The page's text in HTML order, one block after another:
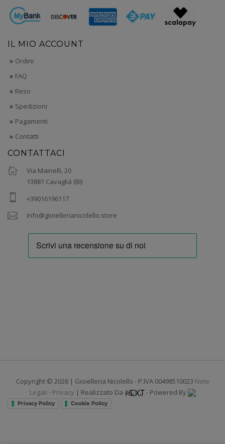
IL MIO ACCOUNT
Ordini
FAQ
Reso
Spedizioni
Pagamenti
Contatti
CONTATTACI
Via Mainelli, 20
13881 Cavaglià (BI)
+39016196117
info@gioiellerianicolello.store
Copyright © 2026 | Gioielleria Nicolello - P.IVA 00498510023 Note
Legali - Privacy | Realizzato Da - Powered By
Privacy Policy Cookie Policy